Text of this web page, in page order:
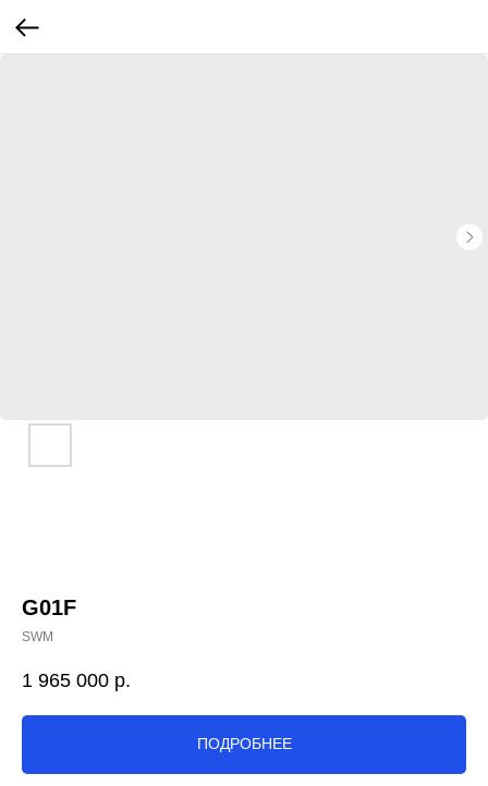
G01F
SWM
1 965 000 р.
ПОДРОБНЕЕ